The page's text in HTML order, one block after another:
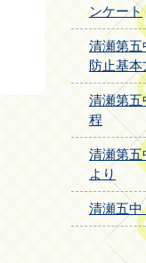
ンケート
清瀬第
防止基本
清瀬第
程
清瀬第
より
清瀬五